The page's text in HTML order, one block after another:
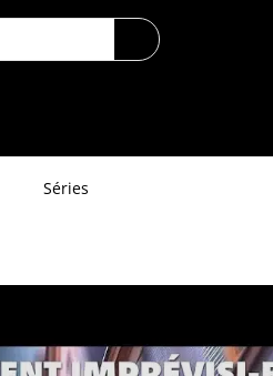
Séries